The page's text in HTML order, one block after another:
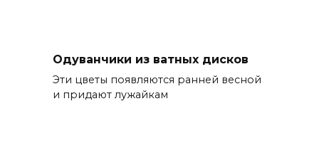
Одуванчики из ватных дисков
Эти цветы появляются ранней весной
и придают лужайкам